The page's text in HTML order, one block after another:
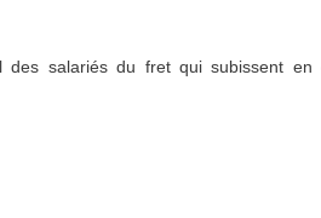
salariés du fret qui subissent en